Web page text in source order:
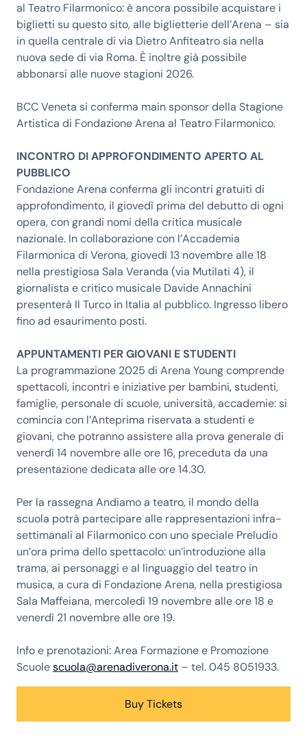
al Teatro Filarmonico: è ancora possibile acquistare i
biglietti su questo sito, alle biglietterie dell’Arena – sia
in quella centrale di via Dietro Anfiteatro sia nella
nuova sede di via Roma. È inoltre già possibile
abbonarsi alle nuove stagioni 2026.
BCC Veneta si conferma main sponsor della Stagione
Artistica di Fondazione Arena al Teatro Filarmonico.
INCONTRO DI APPROFONDIMENTO APERTO AL
PUBBLICO
Fondazione Arena conferma gli incontri gratuiti di
approfondimento, il giovedì prima del debutto di ogni
opera, con grandi nomi della critica musicale
nazionale. In collaborazione con l’Accademia
Filarmonica di Verona, giovedì 13 novembre alle 18
nella prestigiosa Sala Veranda (via Mutilati 4), il
giornalista e critico musicale Davide Annachini
presenterà Il Turco in Italia al pubblico. Ingresso libero
fino ad esaurimento posti.
APPUNTAMENTI PER GIOVANI E STUDENTI
La programmazione 2025 di Arena Young comprende
spettacoli, incontri e iniziative per bambini, studenti,
famiglie, personale di scuole, università, accademie: si
comincia con l’Anteprima riservata a studenti e
giovani, che potranno assistere alla prova generale di
venerdì 14 novembre alle ore 16, preceduta da una
presentazione dedicata alle ore 14.30.
Per la rassegna Andiamo a teatro, il mondo della
scuola potrà partecipare alle rappresentazioni infra-
settimanali al Filarmonico con uno speciale Preludio
un’ora prima dello spettacolo: un’introduzione alla
trama, ai personaggi e al linguaggio del teatro in
musica, a cura di Fondazione Arena, nella prestigiosa
Sala Maffeiana, mercoledì 19 novembre alle ore 18 e
venerdì 21 novembre alle ore 19.
Info e prenotazioni: Area Formazione e Promozione
Scuolescuola@arenadiverona.it – tel. 045 8051933.
Buy Tickets